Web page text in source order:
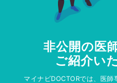
非公開の医
ご紹介い
マイナビDOCTORでは、医